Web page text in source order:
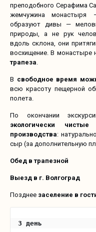
преподобного Серафима
жемчужина монастыря
образуют дивы —
природы, а не рук
вдоль склона, они
восхищение. В монастыре
трапеза
В свободное время
всю красоту пещерной
полета.
По окончании
экологически
производства:
сыр (за дополнительную
Обед в трапезной
Выезд в г. Волгоград
Позднее заселение в
3 день